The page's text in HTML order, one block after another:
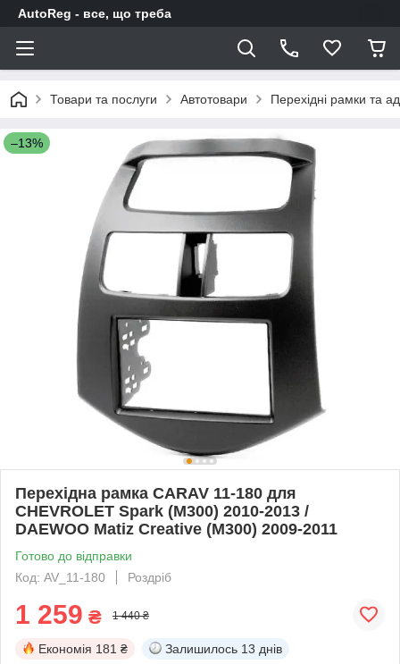
AutoReg - все, що треба
Товари та послуги Автотовари Перехідні рамки та
–13%
Перехідна рамка CARAV 11-180 для
CHEVROLET Spark (M300) 2010-2013 /
DAEWOO Matiz Creative (M300) 2009-2011
Готово до відправки
Код: AV_11-180
Роздріб
1 259 ₴ 1 440 ₴
Економія 181 ₴ Залишилось 13 днів